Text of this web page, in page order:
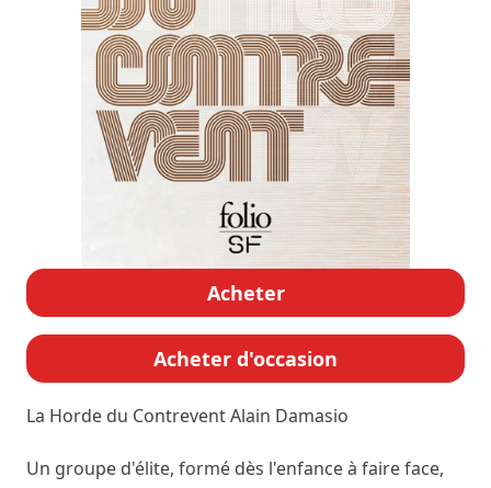
Acheter
Acheter d'occasion
La Horde du ContreventAlain Damasio
Un groupe d'élite, formé dès l'enfance à faire face,